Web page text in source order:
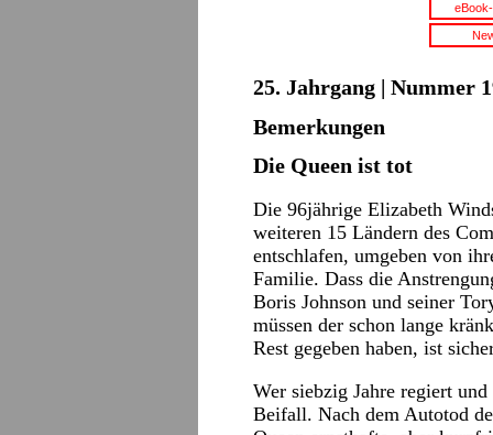
25. Jahrgang | Nummer
Bemerkungen
Die Queen ist tot
Die 96jährige Elizabeth
weiteren 15 Ländern des
entschlafen, umgeben von
Familie. Dass die
Boris Johnson und seiner
müssen der schon lange
Rest gegeben haben, ist
Wer siebzig Jahre regiert
Beifall. Nach dem Autotod